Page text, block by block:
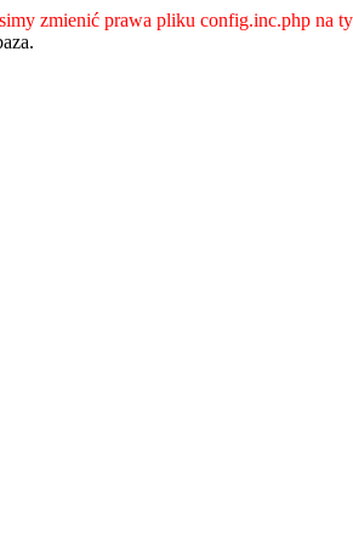
zmienić prawa pliku config.inc.php na